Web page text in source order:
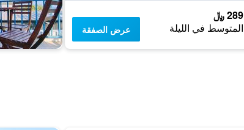
289 ﷼
المتوسط في الليلة عرض الصفقة